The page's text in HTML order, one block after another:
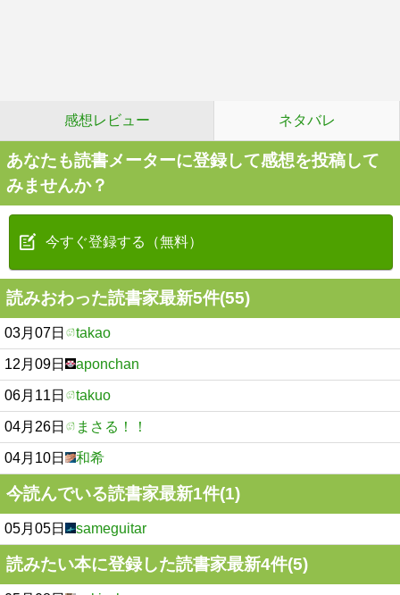
感想レビュー ネタバレ
あなたも読書メーターに登録して感想を投稿して
みませんか？
今すぐ登録する（無料）
読みおわった読書家最新5件(55)
03月07日 takao
12月09日 aponchan
06月11日 takuo
04月26日 まさる！！
04月10日 和希
今読んでいる読書家最新1件(1)
05月05日 sameguitar
読みたい本に登録した読書家最新4件(5)